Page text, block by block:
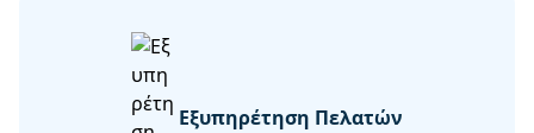
Εξυπηρέτηση Πελατών